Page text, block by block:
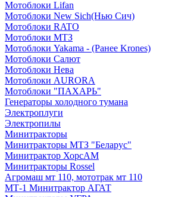
Мотоблоки Lifan
Мотоблоки New Sich(Нью Сич)
Мотоблоки RATO
Мотоблоки МТЗ
Мотоблоки Yakama - (Ранее Krones)
Мотоблоки Салют
Мотоблоки Нева
Мотоблоки AURORA
Мотоблоки "ПАХАРЬ"
Генераторы холодного тумана
Электроплуги
Электропилы
Минитракторы
Минитракторы МТЗ "Беларус"
Минитрактор ХорсАМ
Минитракторы Rossel
Агромаш мт 110, мототрак мт 110
МТ-1 Минитрактор АГАТ